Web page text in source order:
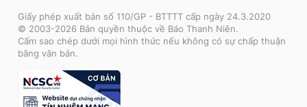
Giấy phép xuất bản số 110/GP - BTTTT cấp ngày 24.3.2020
© 2003-2026 Bản quyền thuộc về Báo Thanh Niên.
Cấm sao chép dưới mọi hình thức nếu không có sự chấp thuận
bằng văn bản.